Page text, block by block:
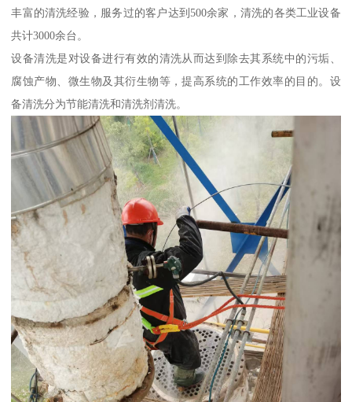
丰富的清洗经验，服务过的客户达到500余家，清洗的各类工业设备
共计3000余台。
设备清洗是对设备进行有效的清洗从而达到除去其系统中的污垢、
腐蚀产物、微生物及其衍生物等，提高系统的工作效率的目的。设
备清洗分为节能清洗和清洗剂清洗。